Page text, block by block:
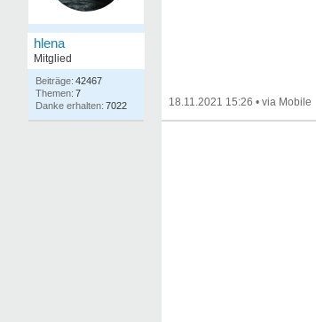
hlena
Mitglied
42467
7
7022
18.11.2021 15:26 •